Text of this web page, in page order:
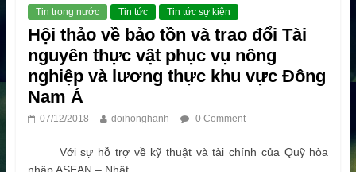
Tin trong nước Tin tức Tin tức sự kiện
Hội thảo về bảo tồn và trao đổi Tài
nguyên thực vật phục vụ nông
nghiệp và lương thực khu vực Đông
Nam Á
07/12/2018 doihonghanh 0 Comment
Với sự hỗ trợ về kỹ thuật và tài chính của Quỹ hòa
nhập ASEAN – Nhật